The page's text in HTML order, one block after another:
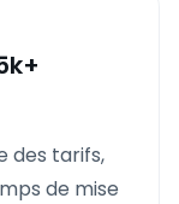
des tarifs,
de mise